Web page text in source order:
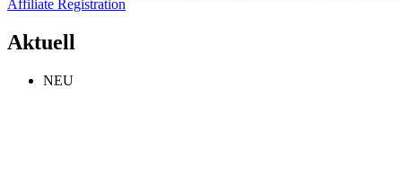
Affiliate Registration
Aktuell
NEU